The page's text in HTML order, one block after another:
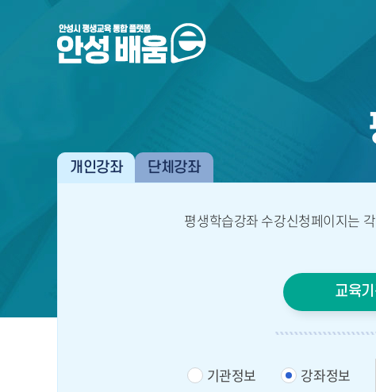
개인강좌 단체강좌
평생학습강좌 수강신청페이지는
교육
기관정보 강좌정보